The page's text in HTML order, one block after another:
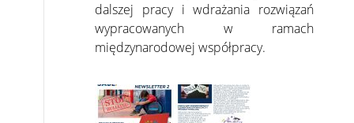
dalszej pracy i wdrażania rozwiązań
wypracowanych w ramach
międzynarodowej współpracy.